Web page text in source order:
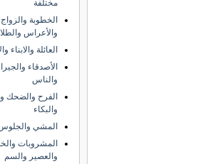
مختلفة
الخطوبة والزواج
والأعراس
العائلة والابناء
الأصدقاء
والناس
الفرح والضحك
والبكاء
المشي والجلوس
المشروبات
والعصير والسم